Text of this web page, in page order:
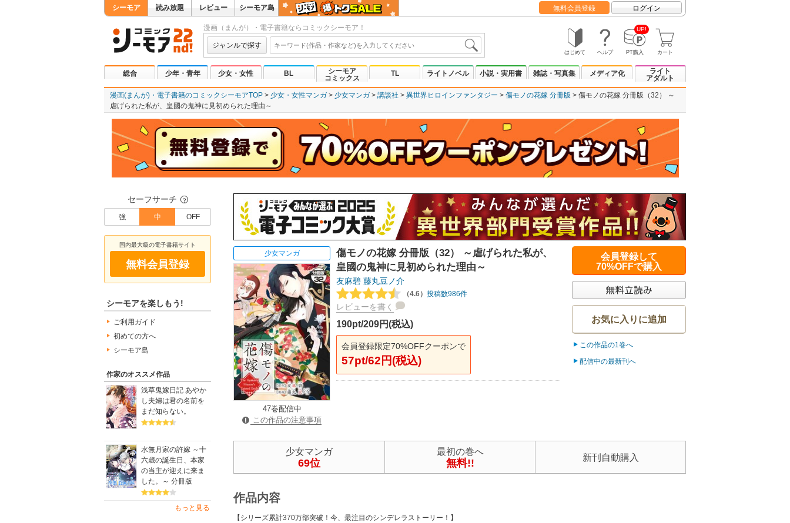
シーモア 読み放題 レビュー シーモア島 無料会員登録 ログイン
漫画（まんが）・電子書籍ならコミックシーモア！
ジャンルで探す
はじめて ヘルプ
UP!
PT購入 カート
総合 少年・青年 少女・女性 BL
シーモア
コミックス
TL ライトノベル 小説・実用書 雑誌・写真集 メディア化
ライト
アダルト
漫画(まんが)・電子書籍のコミックシーモアTOP 少女・女性マンガ 少女マンガ 講談社 異世界ヒロインファンタジー 傷モノの花嫁 分冊版
傷モノの花嫁 分冊版（32） ～
虐げられた私が、皇國の鬼神に見初められた理由～
セーフサーチ ？
強 中 OFF
国内最大級の電子書籍サイト
無料会員登録
シーモアを楽しもう!
ご利用ガイド
初めての方へ
シーモア島
作家のオススメ作品
浅草鬼嫁日記 あやか
し夫婦は君の名前を
まだ知らない。
水無月家の許嫁 ～十
六歳の誕生日、本家
の当主が迎えに来ま
した。～ 分冊版
もっと見る
少女マンガ
47巻配信中
この作品の注意事項
傷モノの花嫁 分冊版（32） ～虐げられた私が、
皇國の鬼神に見初められた理由～
友麻碧 藤丸豆ノ介
（4.6） 投稿数986件
レビューを書く
190pt/209円(税込)
会員登録限定70%OFFクーポンで
57pt/62円(税込)
会員登録して
70%OFFで購入
お気に入りに追加
この作品の1巻へ
配信中の最新刊へ
少女マンガ
69位
最初の巻へ
無料!! 新刊自動購入
作品内容
【シリーズ累計370万部突破！今、最注目のシンデレラストーリー！】